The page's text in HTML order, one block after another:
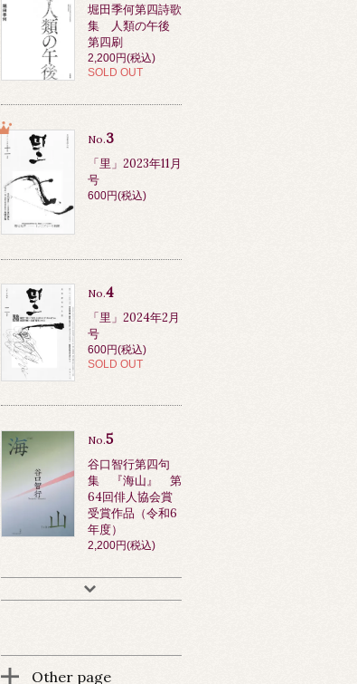
堀田季何第四詩歌
集 人類の午後
第四刷
2,200円(税込)
SOLD OUT
No.3
「里」2023年11月
号
600円(税込)
No.4
「里」2024年2月
号
600円(税込)
SOLD OUT
No.5
谷口智行第四句
集 『海山』 第
64回俳人協会賞
受賞作品（令和6
年度）
2,200円(税込)
Other page